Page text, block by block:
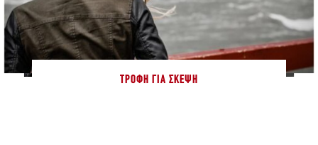
ΤΡΟΦΉ ΓΙΑ ΣΚΈΨΗ